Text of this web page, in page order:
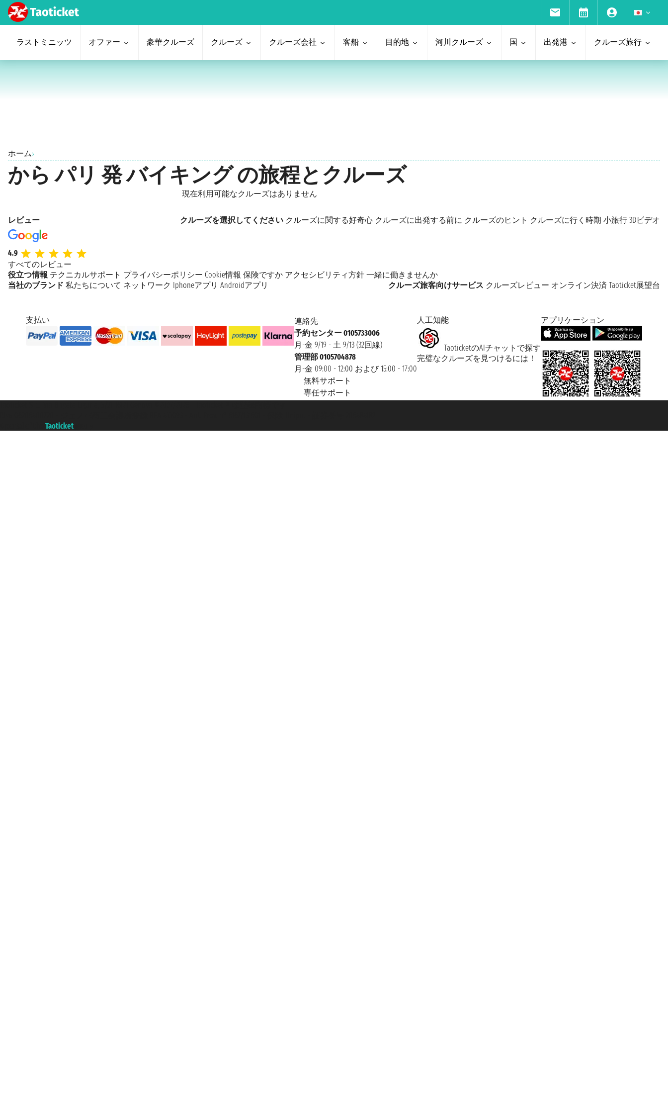
ラストミニッツ オファー 豪華クルーズ クルーズ クルーズ会社 客船 目的地 河川クルーズ 国 出発港 クルーズ旅行
ホーム›
から パリ 発 バイキング の旅程とクルーズ
現在利用可能なクルーズはありません
レビュー
4.9
すべてのレビュー
クルーズを選択してください クルーズに関する好奇心 クルーズに出発する前に クルーズのヒント クルーズに行く時期 小旅行 3Dビデオ
役立つ情報 テクニカルサポート プライバシーポリシー Cookie情報 保険ですか アクセシビリティ方針 一緒に働きませんか
当社のブランド 私たちについて ネットワーク Iphoneアプリ Androidアプリ クルーズ旅客向けサービス クルーズレビュー オンライン決済 Taoticket展望台
支払い
連絡先
予約センター 0105733006
月-金 9/19 - 土 9/13 (32回線)
管理部 0105704878
月-金 09:00 - 12:00 および 15:00 - 17:00
無料サポート
専任サポート
人工知能
TaoticketのAIチャットで探す
完璧なクルーズを見つけるには！
アプリケーション
Taoticket